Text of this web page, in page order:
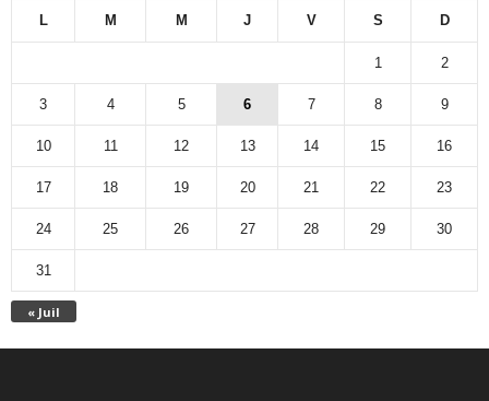
L M M J V S D
« Juil
1 2
3 4 5 6 7 8 9
10 11 12 13 14 15 16
17 18 19 20 21 22 23
24 25 26 27 28 29 30
31